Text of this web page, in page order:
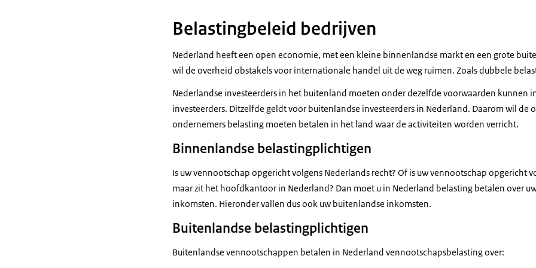
Belastingbeleid bedrijven
Nederland heeft een open economie, met een kleine binnenlandse markt en een grote
wil de overheid obstakels voor internationale handel uit de weg ruimen. Zoals dubbele
Nederlandse investeerders in het buitenland moeten onder dezelfde voorwaarden kunnen
investeerders. Ditzelfde geldt voor buitenlandse investeerders in Nederland. Daarom wil de
ondernemers belasting moeten betalen in het land waar de activiteiten worden verricht.
Binnenlandse belastingplichtigen
Is uw vennootschap opgericht volgens Nederlands recht? Of is uw vennootschap opgericht
maar zit het hoofdkantoor in Nederland? Dan moet u in Nederland belasting betalen over
inkomsten. Hieronder vallen dus ook uw buitenlandse inkomsten.
Buitenlandse belastingplichtigen
Buitenlandse vennootschappen betalen in Nederland vennootschapsbelasting over: